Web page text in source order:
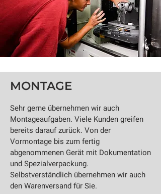
MONTAGE
Sehr gerne übernehmen wir auch
Montageaufgaben. Viele Kunden greifen
bereits darauf zurück. Von der
Vormontage bis zum fertig
abgenommenen Gerät mit Dokumentation
und Spezialverpackung.
Selbstverständlich übernehmen wir auch
den Warenversand für Sie.